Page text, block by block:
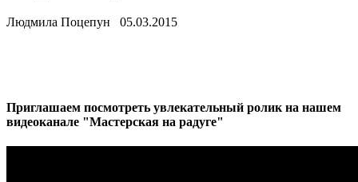
Людмила Поцепун 05.03.2015
Приглашаем посмотреть увлекательный ролик на нашем
видеоканале "Мастерская на радуге"